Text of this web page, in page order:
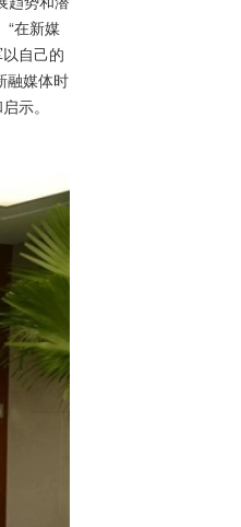
“在新媒
自己的
融媒体时
示。